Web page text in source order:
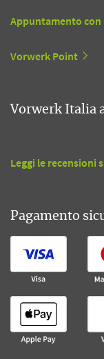
Appuntamento
Vorwerk Point
Vorwerk Italia
Leggi le recensioni
Pagamento